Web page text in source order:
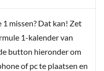
missen? Dat kan! Zet
1-kalender van
button hieronder om
of pc te plaatsen en